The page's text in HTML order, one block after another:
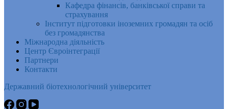
Кафедра фінансів, банківської справи та
страхування
Інститут підготовки іноземних громадян та осіб
без громадянства
Міжнародна діяльність
Центр Євроінтеграції
Партнери
Контакти
Державний біотехнологічний університет